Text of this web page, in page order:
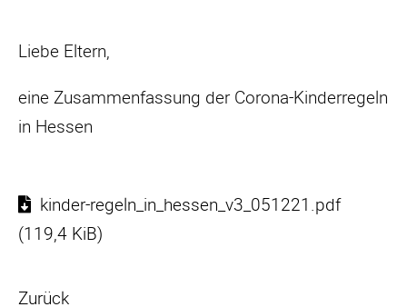
Liebe Eltern,
eine Zusammenfassung der Corona-Kinderregeln
in Hessen
kinder-regeln_in_hessen_v3_051221.pdf
(119,4 KiB)
Zurück